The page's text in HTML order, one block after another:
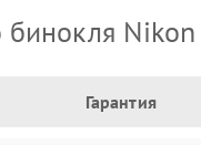
бинокля Nikon
Гарантия